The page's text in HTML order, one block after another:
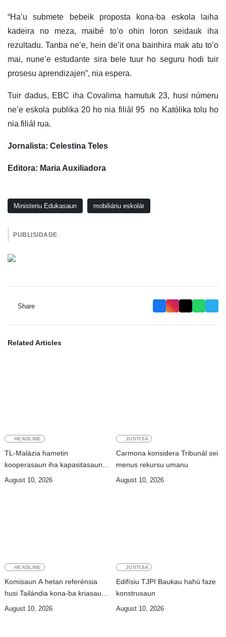
“Ha’u submete bebeik proposta kona-ba eskola laiha
kadeira no meza, maibé to’o ohin loron seidauk iha
rezultadu. Tanba ne’e, hein de’it ona bainhira mak atu to’o
mai, nune’e estudante sira bele tuur ho seguru hodi tuir
prosesu aprendizajen”, nia espera.
Tuir dadus, EBC iha Covalima hamutuk 23, husi númeru
ne’e eskola publika 20 ho nia filiál 95 no Katólika tolu ho
nia filiál rua.
Jornalista: Celestina Teles
Editora: Maria Auxiliadora
Ministeriu Edukasaun mobiliáriu eskolár
PUBLISIDADE
Share
Related Articles
HEADLINE
TL-Malázia hametin
kooperasaun iha kapasitasaun
rekursu umanu
August 10, 2026
JUSTISA
Carmona konsidera Tribunál sei
menus rekursu umanu
August 10, 2026
HEADLINE
Komisaun A hetan referénsia
husi Tailándia kona-ba kriasaun
Lei Siberkrime
August 10, 2026
JUSTISA
Edifísiu TJPI Baukau hahú faze
konstrusaun
August 10, 2026